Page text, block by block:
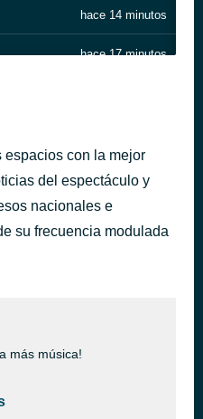
hace 14 minutos
hace 17 minutos
McRae
hace 40 minutos
espacios con la mejor
del espectáculo y
nacionales e
su frecuencia modulada
más música!